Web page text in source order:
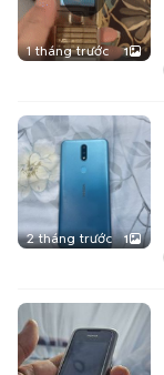
1 tháng trước 1
2 tháng trước 1